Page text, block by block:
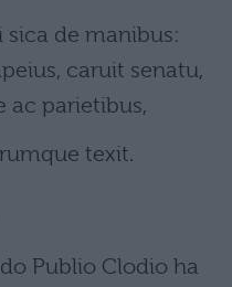
de manibus:
caruit senatu,
ac parietibus,
texit.
Publio Clodio ha